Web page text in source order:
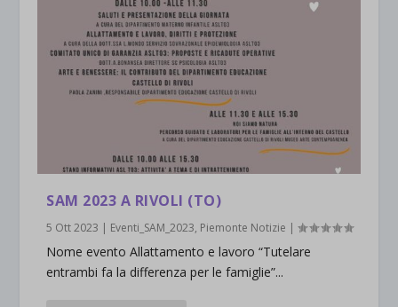
SAM 2023 A RIVOLI (TO)
5 Ott 2023 | Eventi_SAM_2023, Piemonte Notizie |
Nome evento Allattamento e lavoro “Tutelare
entrambi fa la differenza per le famiglie”...